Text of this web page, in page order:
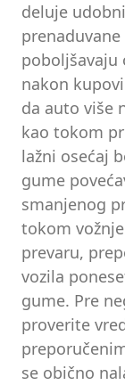
deluje
poboljšavaju
nakon
da auto više
kao tokom
lažni osećaj
gume
smanjenog
tokom
prevaru,
vozila
gume. Pre
proverite
se obično